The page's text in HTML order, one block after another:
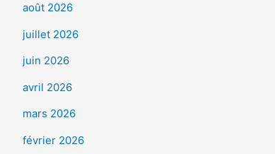
août 2026
juillet 2026
juin 2026
avril 2026
mars 2026
février 2026